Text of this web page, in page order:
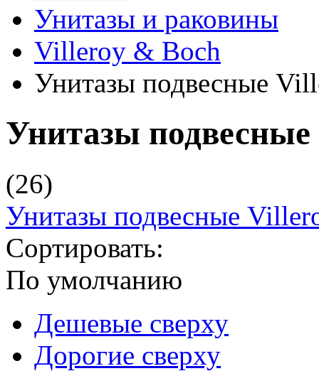
Унитазы и раковины
Villeroy & Boch
Унитазы подвесные
Унитазы
(26)
Унитазы подвесные
Сортировать:
По умолчанию
Дешевые сверху
Дорогие сверху